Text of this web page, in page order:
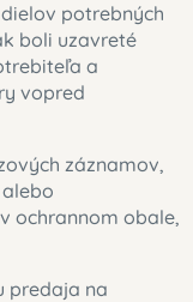
potrebných
boli uzavreté
a
vopred
záznamov,
ochrannom obale,
predaja na